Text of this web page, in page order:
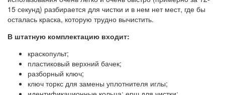
15 секунд) разбирается для чистки и в нем нет мест, где бы
осталась краска, которую трудно вычистить.
В штатную комплектацию входит:
краскопульт;
пластиковый верхний бачек;
разборный ключ;
ключ торкс для замены уплотнителя иглы;